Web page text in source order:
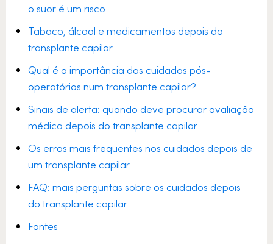
o suor é um risco
Tabaco, álcool e medicamentos depois do
transplante capilar
Qual é a importância dos cuidados pós-
operatórios num transplante capilar?
Sinais de alerta: quando deve procurar avaliação
médica depois do transplante capilar
Os erros mais frequentes nos cuidados depois de
um transplante capilar
FAQ: mais perguntas sobre os cuidados depois
do transplante capilar
Fontes